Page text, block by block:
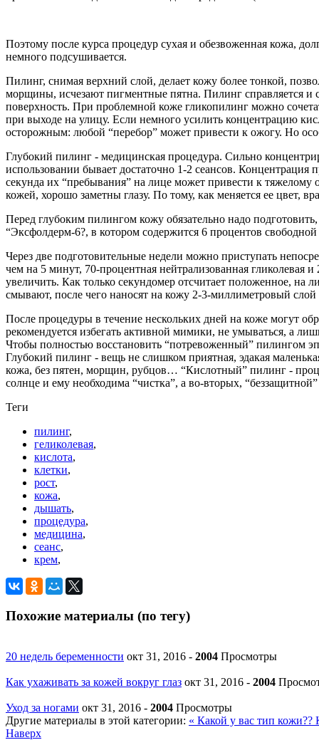
Поэтому после курса процедур сухая и обезвоженная кожа,
немного подсушивается.
Пилинг, снимая верхний слой, делает кожу более тонкой,
морщины, исчезают пигментные пятна. Пилинг справляется и
поверхность. При проблемной коже гликопилинг можно
при выходе на улицу. Если немного усилить концентрацию
осторожным: любой “перебор” может привести к ожогу. Но
Глубокий пилинг - медицинская процедура. Сильно
использовании бывает достаточно 1-2 сеансов.
секунда их “пребывания” на лице может привести к
кожей, хорошо заметны глазу. По тому, как меняется ее цвет,
Перед глубоким пилингом кожу обязательно надо
“Эксфолдерм-6?, в котором содержится 6 процентов
Через две подготовительные недели можно приступать
чем на 5 минут, 70-процентная нейтрализованная
увеличить. Как только секундомер отсчитает положенное,
смывают, после чего наносят на кожу 2-3-миллиметровый
После процедуры в течение нескольких дней на коже могут
рекомендуется избегать активной мимики, не умываться, а
Чтобы полностью восстановить “потревоженный” пилингом
Глубокий пилинг - вещь не слишком приятная, эдакая
кожа, без пятен, морщин, рубцов… “Кислотный” пилинг -
солнце и ему необходима “чистка”, а во-вторых,
Теги
пилинг,
геликолевая,
кислота,
клетки,
рост,
кожа,
дышать,
процедура,
медицина,
сеанс,
крем,
Похожие материалы (по тегу)
20 недель беременности окт 31, 2016 - 2004 Просмотры
Как ухаживать за кожей вокруг глаз окт 31, 2016 - 2004
Уход за ногами окт 31, 2016 - 2004 Просмотры
Другие материалы в этой категории: « Какой у вас тип кожи??
Наверх